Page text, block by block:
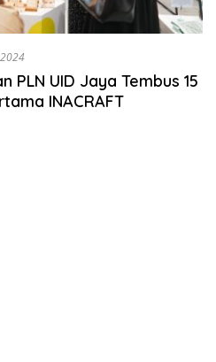
PLN UID Jaya Tembus 15
INACRAFT